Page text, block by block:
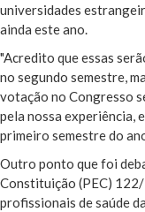
universidades
ainda este ano.
"Acredito que essas
no segundo semestre,
votação no Congresso
pela nossa experiência,
primeiro semestre do
Outro ponto que foi
Constituição (PEC)
profissionais de saúde